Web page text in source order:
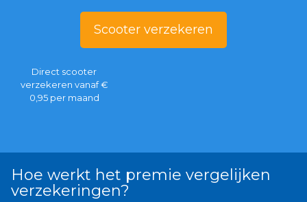
Scooter verzekeren
Direct scooter
verzekeren vanaf €
0,95 per maand
Hoe werkt het premie vergelijken
verzekeringen?